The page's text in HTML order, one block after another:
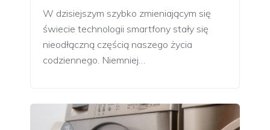
W dzisiejszym szybko zmieniającym się
świecie technologii smartfony stały się
nieodłączną częścią naszego życia
codziennego. Niemniej…